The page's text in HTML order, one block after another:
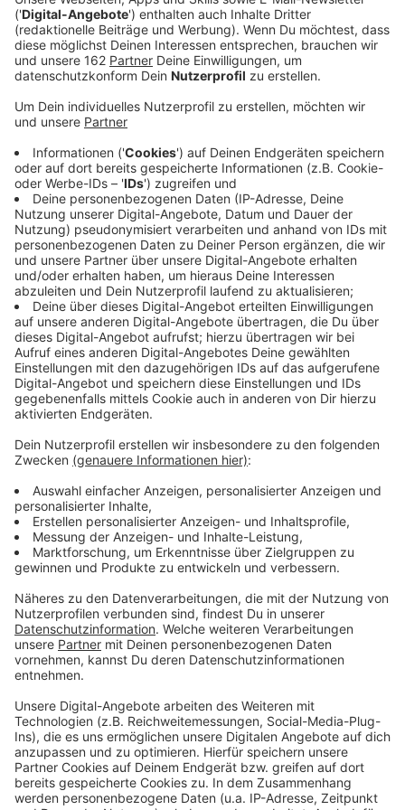
Veröffentlicht:Mittwoch, 03.07.2024 14:01
Anzeige
In Neukirchen-Vluyn könnte auf einem 60 Hektar
großen Areal Kies abgebaut werden. Möglich macht
das der neue Regionalplan, der beschlossen wurde,
gegen den aber auch eine Klage eingereicht werden
soll. Jetzt wurden Bohrturm und LKW auf dem
Gelände nahe der Halde Norddeutschland gesichtet.
Dort entnimmt die Kiesfirma Hülskens Bodenproben,
um die Beschaffenheit zu erkunden. Demnach wird ein
Antrag auf Abgrabung vorbereitet.
Anzeige
Geplant ist auch noch ein Bürgerdialog
Anzeige
In eineinhalb Jahren könnte der Antrag gestellt
werden, in zwei bis drei Jahren dann der Kiesabbau
beginnen. Geplant ist in Kürze dazu auch ein
Bürgerdialog, um das Gespräch mit den Neukirchen-
Vluynern zu suchen. Vor zwei Jahren hatte Hülskens
schonmal einen Vorschlag vorgestellt, was auf dem
Gelände nach der Abgrabung passieren könnten. Die
Idee eines Donkensees mit viel Freizeitangeboten
hatte aber Kritik hervorgerufen.
Anzeige